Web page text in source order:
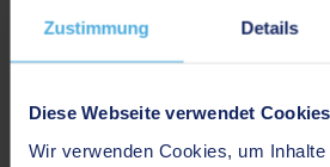
Zustimmung Details
Diese Webseite verwendet Cookies
Wir verwenden Cookies, um